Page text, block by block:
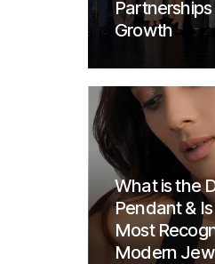
Growth
What is the
Pendant & Is
Most
Modern